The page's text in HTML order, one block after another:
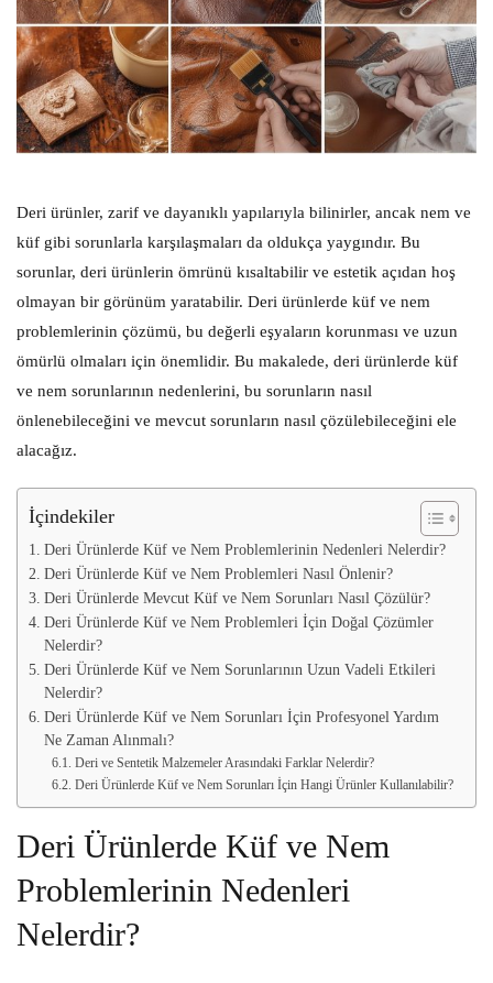
Deri ürünler, zarif ve dayanıklı yapılarıyla bilinirler, ancak nem ve
küf gibi sorunlarla karşılaşmaları da oldukça yaygındır. Bu
sorunlar, deri ürünlerin ömrünü kısaltabilir ve estetik açıdan hoş
olmayan bir görünüm yaratabilir. Deri ürünlerde küf ve nem
problemlerinin çözümü, bu değerli eşyaların korunması ve uzun
ömürlü olmaları için önemlidir. Bu makalede, deri ürünlerde küf
ve nem sorunlarının nedenlerini, bu sorunların nasıl
önlenebileceğini ve mevcut sorunların nasıl çözülebileceğini ele
alacağız.
İçindekiler
Deri Ürünlerde Küf ve Nem Problemlerinin Nedenleri Nelerdir?
Deri Ürünlerde Küf ve Nem Problemleri Nasıl Önlenir?
Deri Ürünlerde Mevcut Küf ve Nem Sorunları Nasıl Çözülür?
Deri Ürünlerde Küf ve Nem Problemleri İçin Doğal Çözümler
Nelerdir?
Deri Ürünlerde Küf ve Nem Sorunlarının Uzun Vadeli Etkileri
Nelerdir?
Deri Ürünlerde Küf ve Nem Sorunları İçin Profesyonel Yardım
Ne Zaman Alınmalı?
Deri ve Sentetik Malzemeler Arasındaki Farklar Nelerdir?
Deri Ürünlerde Küf ve Nem Sorunları İçin Hangi Ürünler Kullanılabilir?
Deri Ürünlerde Küf ve Nem
Problemlerinin Nedenleri
Nelerdir?